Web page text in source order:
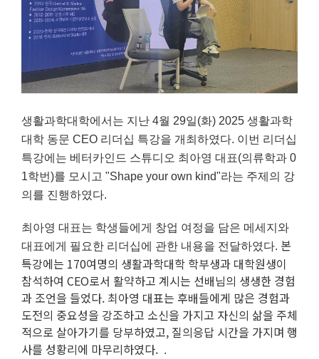
생활과학대학에서는 지난 4월 29일(화) 2025 생활과학
대학 동문 CEO 리더십 특강을 개최하였다. 이번 리더십
특강에는 베터카인드 스튜디오 최아영 대표(의류학과 0
1학번)를 모시고 "Shape your own kind"라는 주제의 강
의를 진행하였다.
최아영 대표는 학생들에게 창업 여정을 담은 메세지와
대표에게 필요한 리더십에 관한 내용을 전달하였다. 본
특강에는 170여명의 생활과학대학 학부생과 대학원생이
참석하여 CEO로서 활약하고 계시는 선배님의 생생한 경험
과 조언을 들었다. 최아영 대표는 후배들에게 많은 경험과
도전의 중요성을 강조하고 소신을 가지고 자신의 삶을 주체
적으로 살아가기를 당부하였고, 질의응답 시간을 가지며 행
사를 성황리에 마무리하였다. .